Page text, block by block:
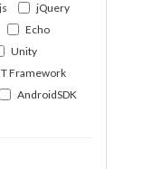
jQuery
Echo
Unity
Framework
AndroidSDK